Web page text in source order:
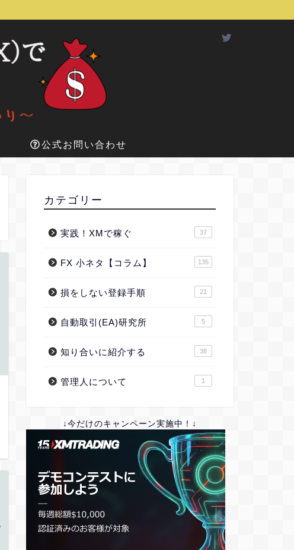
公式お問い合わせ
カテゴリー
実践！XMで稼ぐ 37
FX 小ネタ【コラム】 135
損をしない登録手順 21
自動取引(EA)研究所 5
知り合いに紹介する 38
管理人について 1
↓今だけのキャンペーン実施中！↓